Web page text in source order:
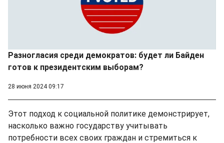
Разногласия среди демократов: будет ли Байден
готов к президентским выборам?
28 июня 2024 09:17
Этот подход к социальной политике демонстрирует,
насколько важно государству учитывать
потребности всех своих граждан и стремиться к